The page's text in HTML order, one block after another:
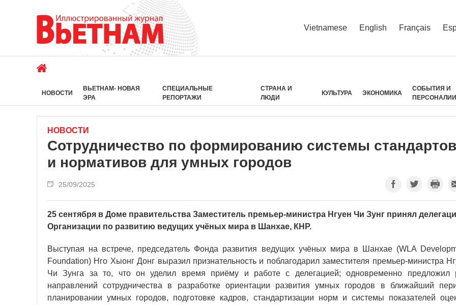
Vietnamese English Français
НОВОСТИ
ВЬЕТНАМ- НОВАЯ
ЭРА
СПЕЦИАЛЬНЫЕ
РЕПОРТАЖИ
СТРАНА И
ЛЮДИ
КУЛЬТУРА ЭКОНОМИКА
СОБЫТИЯ И
НОВОСТИ
Сотрудничество по формированию системы стандартов
и нормативов для умных городов
25/09/2025
25 сентября в Доме правительства Заместитель премьер-министра Нгуен Чи Зунг принял
Организации по развитию ведущих учёных мира в Шанхае, КНР.
Выступая на встрече, председатель Фонда развития ведущих учёных мира в Шанхае (WLA
Foundation) Нго Хыонг Донг выразил признательность и поблагодарил заместителя премьер-министра
Чи Зунга за то, что он уделил время приёму и работе с делегацией; одновременно предложил
направлений сотрудничества в разработке ориентации развития умных городов в ближайший
планировании умных городов, подготовке кадров, стандартизации норм и системы показателей